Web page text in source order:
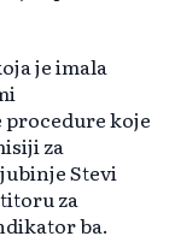
je imala
procedure koje
za
Stevi
za
ba.